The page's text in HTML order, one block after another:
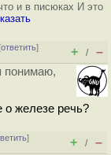
и в писюках И это
ответить]
+ / –
понимаю,
о железе речь?
]
+ / –